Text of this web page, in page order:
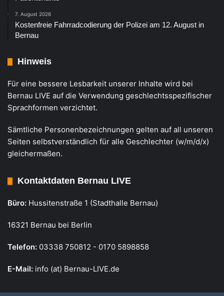
7. August 2026
Kostenfreie Fahrradcodierung der Polizei am 12. August in
Bernau
Hinweis
Für eine bessere Lesbarkeit unserer Inhalte wird bei
Bernau LIVE auf die Verwendung geschlechtsspezifischer
Sprachformen verzichtet.
Sämtliche Personenbezeichnungen gelten auf all unseren
Seiten selbstverständlich für alle Geschlechter (w/m/d/x)
gleichermaßen.
Kontaktdaten Bernau LIVE
Büro: Hussitenstraße 1 (Stadthalle Bernau)
16321 Bernau bei Berlin
Telefon: 03338 750812 - 0170 5898858
E-Mail: info (at) Bernau-LIVE.de